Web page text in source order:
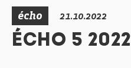
écho 21.10.2022
ÉCHO 5 2022